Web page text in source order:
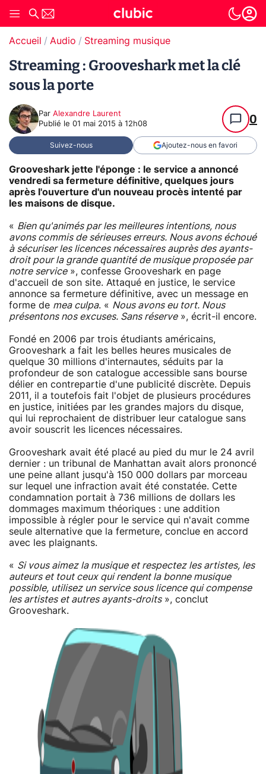
Accueil Audio Streaming musique
Streaming : Grooveshark met la clé
sous la porte
Par Alexandre Laurent
Publié le 01 mai 2015 à 12h08 0
Suivez-nous Ajoutez-nous en favori
Grooveshark jette l'éponge : le service a annoncé
vendredi sa fermeture définitive, quelques jours
après l'ouverture d'un nouveau procès intenté par
les maisons de disque.
« Bien qu'animés par les meilleures intentions, nous
avons commis de sérieuses erreurs. Nous avons échoué
à sécuriser les licences nécessaires auprès des ayants-
droit pour la grande quantité de musique proposée par
notre service», confesse Grooveshark en page
d'accueil de son site. Attaqué en justice, le service
annonce sa fermeture définitive, avec un message en
forme de mea culpa. « Nous avons eu tort. Nous
présentons nos excuses. Sans réserve», écrit-il encore.
Fondé en 2006 par trois étudiants américains,
Grooveshark a fait les belles heures musicales de
quelque 30 millions d'internautes, séduits par la
profondeur de son catalogue accessible sans bourse
délier en contrepartie d'une publicité discrète. Depuis
2011, il a toutefois fait l'objet de plusieurs procédures
en justice, initiées par les grandes majors du disque,
qui lui reprochaient de distribuer leur catalogue sans
avoir souscrit les licences nécessaires.
Grooveshark avait été placé au pied du mur le 24 avril
dernier : un tribunal de Manhattan avait alors prononcé
une peine allant jusqu'à 150 000 dollars par morceau
sur lequel une infraction avait été constatée. Cette
condamnation portait à 736 millions de dollars les
dommages maximum théoriques : une addition
impossible à régler pour le service qui n'avait comme
seule alternative que la fermeture, conclue en accord
avec les plaignants.
« Si vous aimez la musique et respectez les artistes, les
auteurs et tout ceux qui rendent la bonne musique
possible, utilisez un service sous licence qui compense
les artistes et autres ayants-droits», conclut
Grooveshark.